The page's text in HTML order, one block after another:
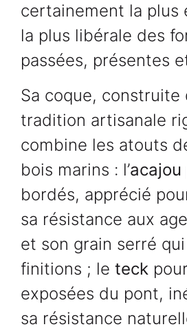
certainement la plus
la plus libérale des
passées, présentes
Sa coque, construite
tradition artisanale
combine les atouts
bois marins : l’acajou
bordés, apprécié
sa résistance aux
et son grain serré
finitions ; le teck
exposées du pont,
sa résistance